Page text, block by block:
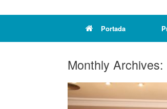
Portada
Monthly Archives: